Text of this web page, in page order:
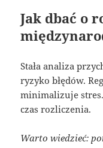
Jak dbać o
Stała analiza
ryzyko błędów.
minimalizuje
czas rozliczenia.
Warto wiedzieć: